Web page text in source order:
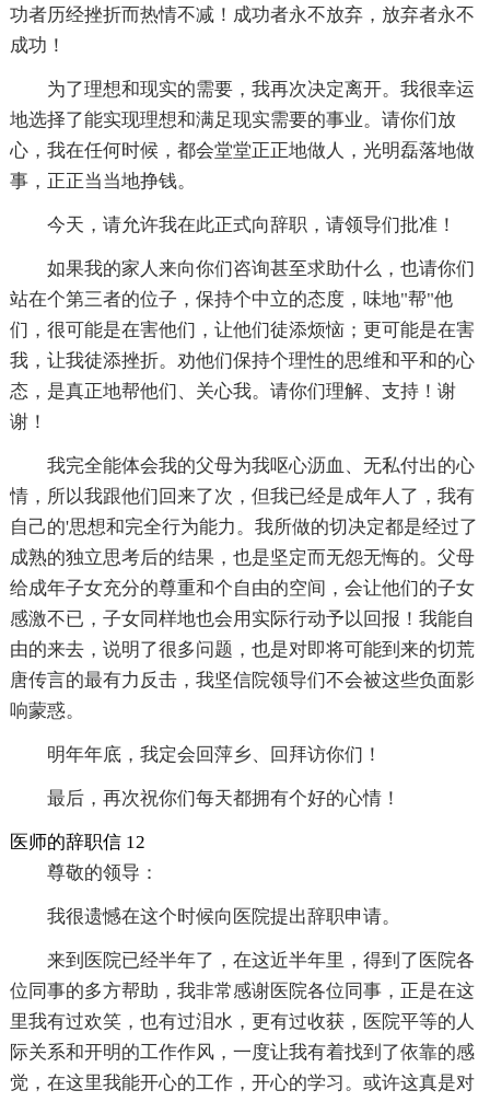
功者历经挫折而热情不减！成功者永不放弃，放弃者永不
成功！
为了理想和现实的需要，我再次决定离开。我很幸运
地选择了能实现理想和满足现实需要的事业。请你们放
心，我在任何时候，都会堂堂正正地做人，光明磊落地做
事，正正当当地挣钱。
今天，请允许我在此正式向辞职，请领导们批准！
如果我的家人来向你们咨询甚至求助什么，也请你们
站在个第三者的位子，保持个中立的态度，味地"帮"他
们，很可能是在害他们，让他们徒添烦恼；更可能是在害
我，让我徒添挫折。劝他们保持个理性的思维和平和的心
态，是真正地帮他们、关心我。请你们理解、支持！谢
谢！
我完全能体会我的父母为我呕心沥血、无私付出的心
情，所以我跟他们回来了次，但我已经是成年人了，我有
自己的'思想和完全行为能力。我所做的切决定都是经过了
成熟的独立思考后的结果，也是坚定而无怨无悔的。父母
给成年子女充分的尊重和个自由的空间，会让他们的子女
感激不已，子女同样地也会用实际行动予以回报！我能自
由的来去，说明了很多问题，也是对即将可能到来的切荒
唐传言的最有力反击，我坚信院领导们不会被这些负面影
响蒙惑。
明年年底，我定会回萍乡、回拜访你们！
最后，再次祝你们每天都拥有个好的心情！
医师的辞职信 12
尊敬的领导：
我很遗憾在这个时候向医院提出辞职申请。
来到医院已经半年了，在这近半年里，得到了医院各
位同事的多方帮助，我非常感谢医院各位同事，正是在这
里我有过欢笑，也有过泪水，更有过收获，医院平等的人
际关系和开明的工作作风，一度让我有着找到了依靠的感
觉，在这里我能开心的工作，开心的学习。或许这真是对